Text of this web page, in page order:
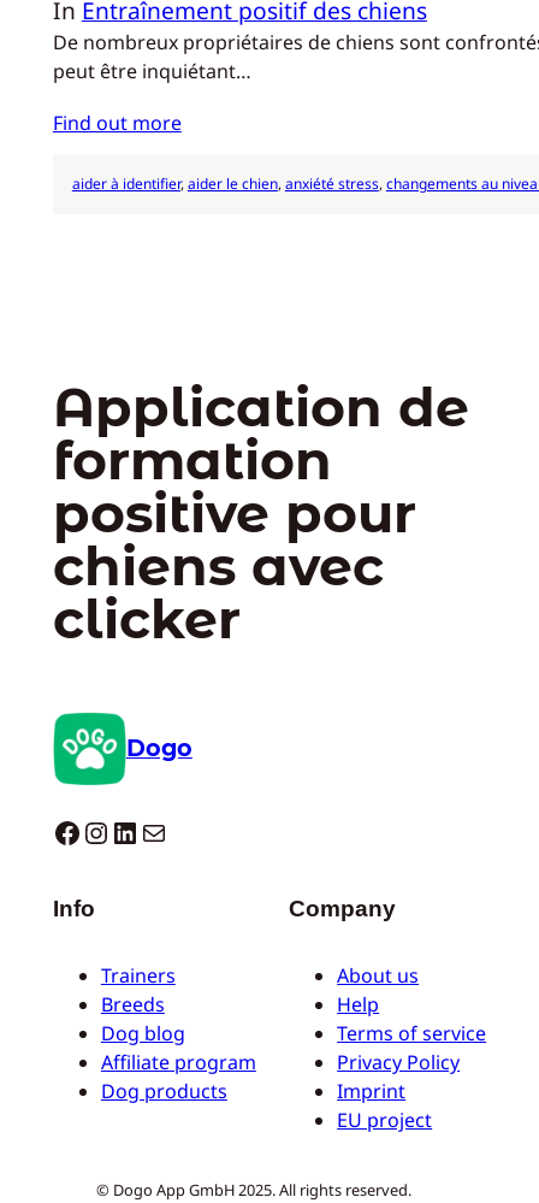
In Entraînement positif des chiens
De nombreux propriétaires de chiens sont
peut être inquiétant…
Find out more
aider à identifier, aider le chien, anxiété stress, changements au
Application de
formation
positive pour
chiens avec
clicker
Dogo
Dogo facebook InstagramLinkedIn E-mail
Info
Trainers
Breeds
Dog blog
Affiliate program
Dog products
Company
About us
Help
Terms of service
Privacy Policy
Imprint
EU project
© Dogo App GmbH 2025. All rights reserved.